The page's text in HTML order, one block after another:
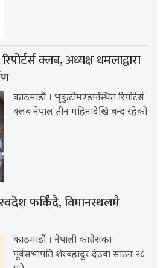
क्लब, अध्यक्ष धमलाद्वारा
काठमाडौं । भृकुटीमण्डपस्थित रिपोर्टर्स
क्लब नेपाल तीन महिनादेखि बन्द रहेको
फर्किँदै, विमानस्थलमै
काठमाडौं । नेपाली कांग्रेसका
पूर्वसभापति शेरबहादुर देउवा साउन २८